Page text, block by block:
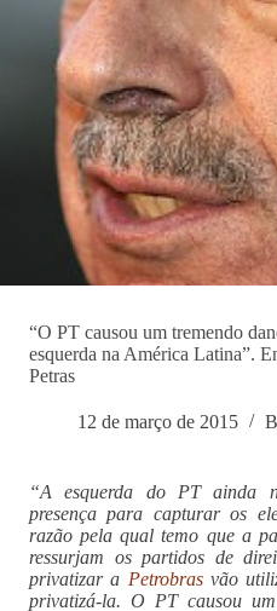
“O PT causou um tremendo
esquerda na América Latina”.
Petras
12 de março de 2015
“A esquerda do PT ainda
presença para capturar os
razão pela qual temo que a
ressurjam os partidos de
privatizar a Petrobrasvão
privatizá-la. O PT causou